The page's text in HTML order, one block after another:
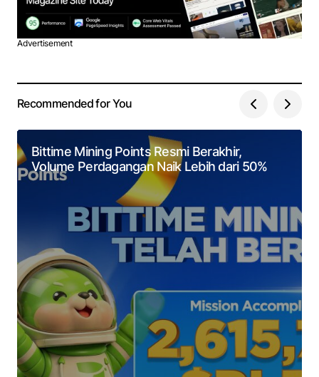
Advertisement
Recommended for You
Bittime Mining Points Resmi Berakhir,
Volume Perdagangan Naik Lebih dari 50%